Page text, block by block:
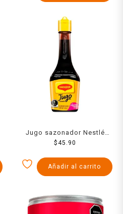
Jugo sazonador Nestlé
Maggi 100 ml
$45.90
Añadir al carrito